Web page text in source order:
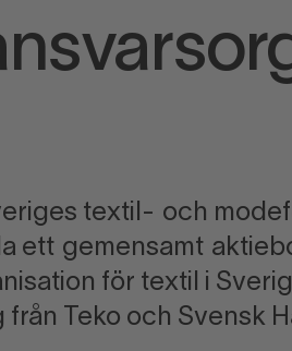
textil- och
ett gemensamt
för textil i
Teko och Svensk